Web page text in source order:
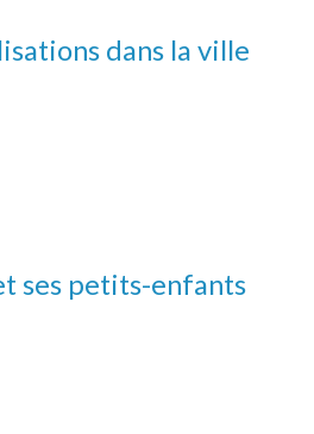
dans la ville
ses petits-enfants